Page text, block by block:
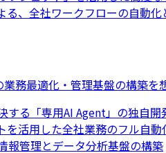
る、全社ワークフローの自動化
務最適化・管理基盤の構築を
する「専用AI Agent」の独自開
を活用した全社業務のフル自動
報管理とデータ分析基盤の構築